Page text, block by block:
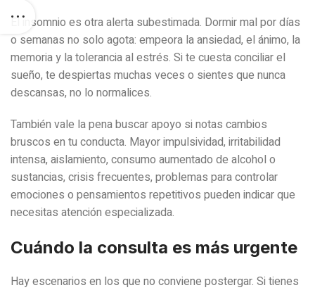
El insomnio es otra alerta subestimada. Dormir mal por días
o semanas no solo agota: empeora la ansiedad, el ánimo, la
memoria y la tolerancia al estrés. Si te cuesta conciliar el
sueño, te despiertas muchas veces o sientes que nunca
descansas, no lo normalices.
También vale la pena buscar apoyo si notas cambios
bruscos en tu conducta. Mayor impulsividad, irritabilidad
intensa, aislamiento, consumo aumentado de alcohol o
sustancias, crisis frecuentes, problemas para controlar
emociones o pensamientos repetitivos pueden indicar que
necesitas atención especializada.
Cuándo la consulta es más urgente
Hay escenarios en los que no conviene postergar. Si tienes